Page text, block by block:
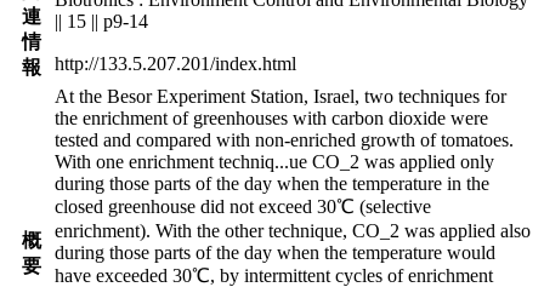
連
情
報
|| 15 || p9-14
http://133.5.207.201/index.html
概
要
At the Besor Experiment Station, Israel, two techniques for
the enrichment of greenhouses with carbon dioxide were
tested and compared with non-enriched growth of tomatoes.
With one enrichment techniq...ue CO_2 was applied only
during those parts of the day when the temperature in the
closed greenhouse did not exceed 30℃ (selective
enrichment). With the other technique, CO_2 was applied also
during those parts of the day when the temperature would
have exceeded 30℃, by intermittent cycles of enrichment